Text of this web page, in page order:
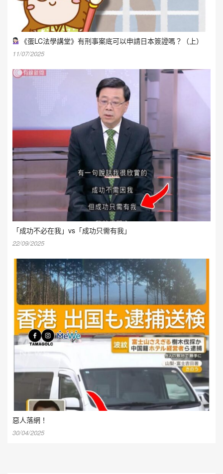
《蛋LC法學講堂》有刑事案底可以申請日本簽證嗎？（上）
11/07/2025
「成功不必在我」vs「成功只需有我」
22/09/2025
惡人落網！
30/04/2025